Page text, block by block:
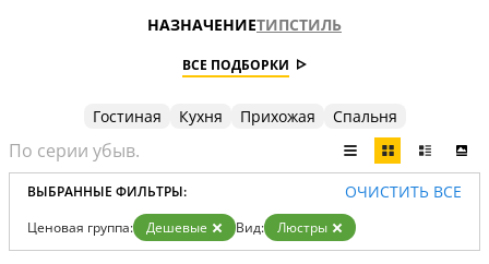
НАЗНАЧЕНИЕТИПСТИЛЬ
ВСЕ ПОДБОРКИ
Гостиная Кухня Прихожая Спальня
ВЫБРАННЫЕ ФИЛЬТРЫ: ОЧИСТИТЬ ВСЕ
Ценовая группа: Дешевые Вид: Люстры